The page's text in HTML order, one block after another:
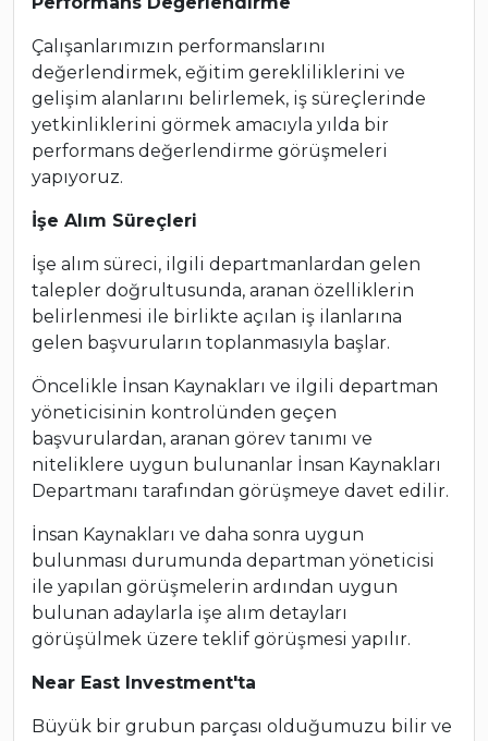
Çalışanlarımızın performanslarını
değerlendirmek, eğitim gerekliliklerini ve
gelişim alanlarını belirlemek, iş süreçlerinde
yetkinliklerini görmek amacıyla yılda bir
performans değerlendirme görüşmeleri
yapıyoruz.
İşe Alım Süreçleri
İşe alım süreci, ilgili departmanlardan gelen
talepler doğrultusunda, aranan özelliklerin
belirlenmesi ile birlikte açılan iş ilanlarına
gelen başvuruların toplanmasıyla başlar.
Öncelikle İnsan Kaynakları ve ilgili departman
yöneticisinin kontrolünden geçen
başvurulardan, aranan görev tanımı ve
niteliklere uygun bulunanlar İnsan Kaynakları
Departmanı tarafından görüşmeye davet edilir.
İnsan Kaynakları ve daha sonra uygun
bulunması durumunda departman yöneticisi
ile yapılan görüşmelerin ardından uygun
bulunan adaylarla işe alım detayları
görüşülmek üzere teklif görüşmesi yapılır.
Near East Investment'ta
Büyük bir grubun parçası olduğumuzu bilir ve